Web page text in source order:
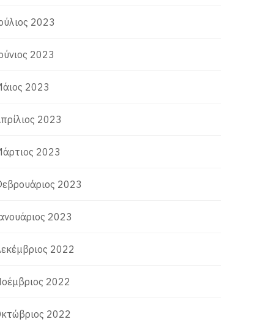
2023
2023
2023
2023
2023
2023
2023
2022
2022
2022